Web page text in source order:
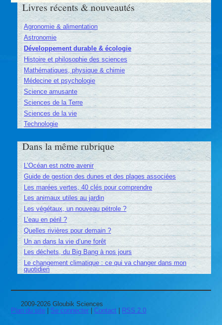
Livres récents & nouveautés
Agronomie & alimentation
Astronomie
Développement durable & écologie
Histoire et philosophie des sciences
Mathématiques, physique & chimie
Médecine et psychologie
Science amusante
Sciences de la Terre
Sciences de la vie
Technologie
Dans la même rubrique
L’Océan est notre avenir
Guide de gestion des dunes et des plages associées
Les marées vertes, 40 clés pour comprendre
Les animaux utiles au jardin
Les végétaux, un nouveau pétrole ?
L’eau en péril ?
Quelles rivières pour demain ?
Un an dans la vie d’une forêt
Les déchets, du Big Bang à nos jours
Le changement climatique : ce qui va changer dans mon
quotidien
2009-2026 Gloubik Sciences
Plan du site | Se connecter | Contact | RSS 2.0